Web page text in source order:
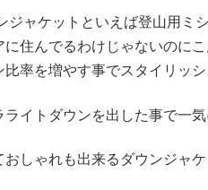
ジャケットといえば登山用ミ
に住んでるわけじゃないのに
率を増やす事でスタイリッ
イトダウンを出した事で一
しゃれも出来るダウンジャ